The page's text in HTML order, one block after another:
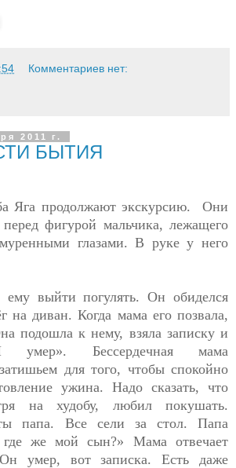
Комментариев нет:
2011 г.
БЫТИЯ
Яга продолжают экскурсию. Они
перед фигурой мальчика, лежащего
глазами. В руке у него
ему выйти погулять. Он обиделся
на диван. Когда мама его позвала,
подошла к нему, взяла записку и
умер». Бессердечная мама
затишьем для того, чтобы спокойно
ужина. Надо сказать, что
на худобу, любил покушать.
папа. Все сели за стол. Папа
же мой сын?» Мама отвечает
умер, вот записка. Есть даже